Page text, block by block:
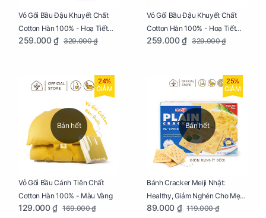
Vỏ Gối Bầu Đậu Khuyết Chất
Cotton Hàn 100% - Hoạ Tiết
Thông Lạnh
259.000 ₫ 329.000 ₫
Vỏ Gối Bầu Đậu Khuyết Chất
Cotton Hàn 100% - Hoạ Tiết
Ziczac
259.000 ₫ 329.000 ₫
Bán hết
24%
GIẢM
Vỏ Gối Bầu Cánh Tiên Chất
Cotton Hàn 100% - Màu Vàng
129.000 ₫ 169.000 ₫
Bán hết
25%
GIẢM
Bánh Cracker Meiji Nhật:
Healthy, Giảm Nghén Cho Mẹ
Bầu Hộp 104g
89.000 ₫ 119.000 ₫